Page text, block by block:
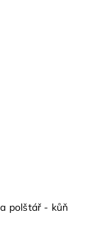
polštář - kůň